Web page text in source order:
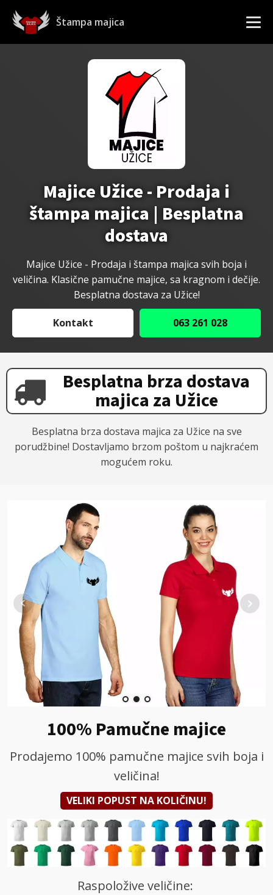
Štampa majica
Majice Užice - Prodaja i
štampa majica | Besplatna
dostava
Majice Užice - Prodaja i štampa majica svih boja i
veličina. Klasične pamučne majice, sa kragnom i dečije.
Besplatna dostava za Užice!
Kontakt 063 261 028
Besplatna brza dostava
majica za Užice
Besplatna brza dostava majica za Užice na sve
porudžbine! Dostavljamo brzom poštom u najkraćem
mogućem roku.
100% Pamučne majice
Prodajemo 100% pamučne majice svih boja i
veličina!
VELIKI POPUST NA KOLIČINU!
Raspoložive veličine: